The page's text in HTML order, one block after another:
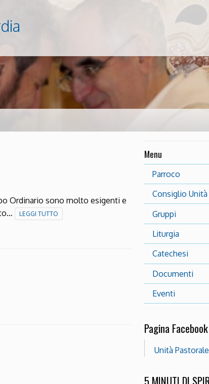
Ordinario sono molto esigenti e
LEGGI TUTTO
Menu
Parroco
Consiglio
Gruppi
Liturgia
Catechesi
Documenti
Eventi
Pagina
Unità
5 MINUTI DI